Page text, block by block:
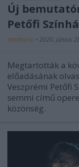
Új
Petőfi
mtothorsi • 2020. június
Megtartották a
előadásának
Veszprémi Petőfi
semmi című
közönség.